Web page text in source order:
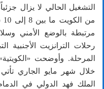
التشغيل الحالي لا يزال
مرتبطة بالوضع الأمني
رحلات الترانزيت
المرحلة. وأوضحت
خلال شهر مايو الجاري
الملك فهد الدولي في